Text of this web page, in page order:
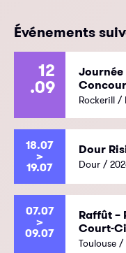
Événements
12
.09
Rockerill /
18.07
>
19.07
Dour
Dour /
07.07
>
09.07
Raffût –
Court-
Toulouse /